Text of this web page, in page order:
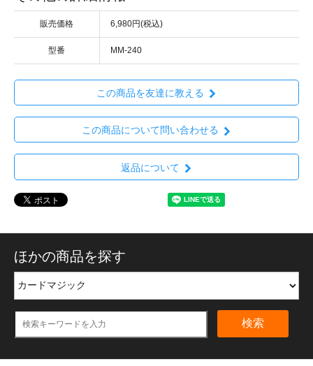
販売価格 6,980円(税込)
型番 MM-240
この商品を友達に教える
この商品について問い合わせる
返品について
ほかの商品を探す
検索